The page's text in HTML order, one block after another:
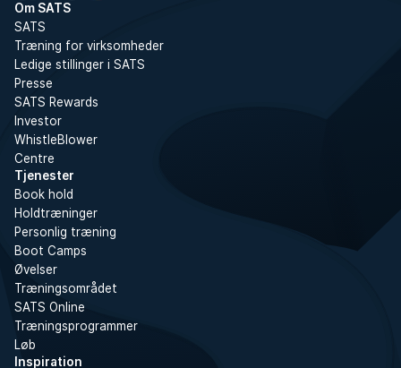
Om SATS
SATS
Træning for virksomheder
Ledige stillinger i SATS
Presse
SATS Rewards
Investor
WhistleBlower
Centre
Tjenester
Book hold
Holdtræninger
Personlig træning
Boot Camps
Øvelser
Træningsområdet
SATS Online
Træningsprogrammer
Løb
Inspiration